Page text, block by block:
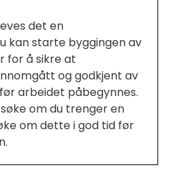
det en
kan starte byggingen av
for å sikre at
og godkjent av
arbeidet påbegynnes.
om du trenger en
om dette i god tid før